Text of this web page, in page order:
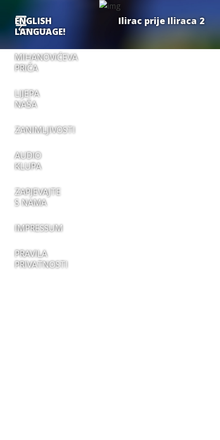
ENGLISH
LANGUAGE!
MIHANOVIĆEVA
PRIČA
LIJEPA
NAŠA
ZANIMLJIVOSTI
AUDIO
KLUPA
ZAPJEVAJTE
S NAMA
IMPRESSUM
PRAVILA
PRIVATNOSTI
Ilirac prije Iliraca 2